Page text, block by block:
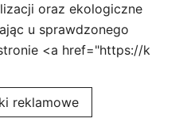
oraz ekologiczne
u sprawdzonego
<a href="https://k
reklamowe